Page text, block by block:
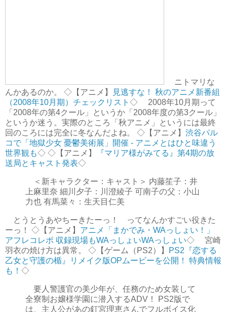
ニトマリな
んかあるのか。 ◇【アニメ】
見逃すな！ 秋のアニメ新番組
（2008年10月期）チェックリスト ◇ 2008年10月期って
「2008年の第4クール」というか「2008年度の第3クール」
というか迷う。実際のところ「秋アニメ」というには最終
回のころには完全に冬なんだよね。 ◇【アニメ】 渋谷パル
コで「地獄少女 憂鬱美術展」開催 - アニメとはひと味違う
世界観も◇ ◇【アニメ】
『マリア様がみてる』第4期の放
送局とキャスト発表◇
＜新キャラクター：キャスト＞ 内藤笙子：井
上麻里奈 細川夕子：川澄綾子 可南子の父：小山
力也 有馬菜々：生天目仁美
とうとうあやちーきたーっ！ ってなんかすごい役きた
ーっ！ ◇【アニメ】 アニメ「まかでみ・WAっしょい！」
アフレコレポ 収録現場もWAっしょいWAっしょい◇ 宮崎
羽衣の焼け方は異常。 ◇【ゲーム（PS2）】
PS2『恋する
乙女と守護の楯』リメイク版OPムービーを公開！ 特典情報
も！ ◇
要人警護官の美少年が、任務のため女装して
全寮制お嬢様学園に潜入するADV！ PS2版で
は、主人公があの釘宮理恵さんでフルボイス化